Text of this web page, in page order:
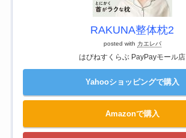
RAKUNA整体枕2
posted with カエレバ
はぴねすくらぶ PayPayモール店
Yahooショッピングで購入
Amazonで購入